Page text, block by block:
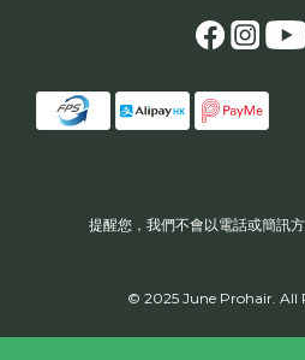
提醒您，我們不會以電話或簡訊
© 2025 June Prohair. All